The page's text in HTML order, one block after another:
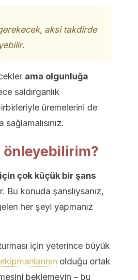
aksi takdirde
ama olgunluğa
saldırganlık
üremelerini de
önleyebilirim?
çok küçük bir şans
konuda şanslıysanız,
her şeyi yapmanız
için yeterince büyük
olduğu ortak
beklemeyin – bu